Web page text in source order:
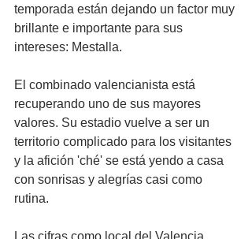
temporada están dejando un factor muy
brillante e importante para sus
intereses: Mestalla.
El combinado valencianista está
recuperando uno de sus mayores
valores. Su estadio vuelve a ser un
territorio complicado para los visitantes
y la afición 'ché' se está yendo a casa
con sonrisas y alegrías casi como
rutina.